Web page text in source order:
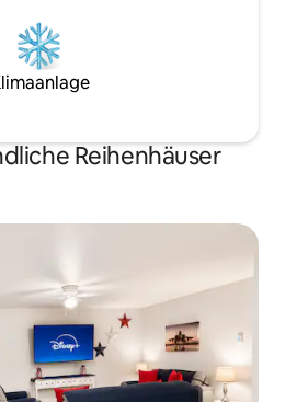
Reihenhäuser